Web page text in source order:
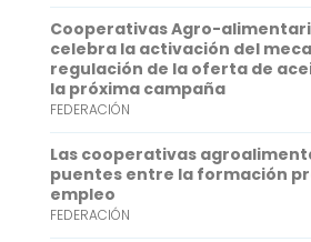
A
p
p
e
d
I
n
Cooperativas Agro-
celebra la activación del
regulación de la oferta de
la próxima campaña
FEDERACIÓN
Las cooperativas
puentes entre la formación
empleo
FEDERACIÓN